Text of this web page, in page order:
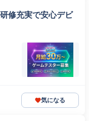
修充実で安心デビ
気になる